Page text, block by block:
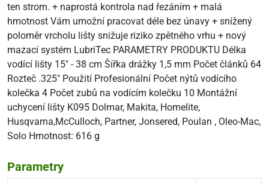
ten strom. + naprostá kontrola nad řezáním + malá
hmotnost Vám umožní pracovat déle bez únavy + snížený
poloměr vrcholu lišty snižuje riziko zpětného vrhu + nový
mazací systém LubriTec PARAMETRY PRODUKTU Délka
vodící lišty 15" - 38 cm Šířka drážky 1,5 mm Počet článků 64
Rozteč .325" Použití Profesionální Počet nýtů vodícího
kolečka 4 Počet zubů na vodícím kolečku 10 Montážní
uchycení lišty K095 Dolmar, Makita, Homelite,
Husqvarna,McCulloch, Partner, Jonsered, Poulan , Oleo-Mac,
Solo Hmotnost: 616 g
Parametry